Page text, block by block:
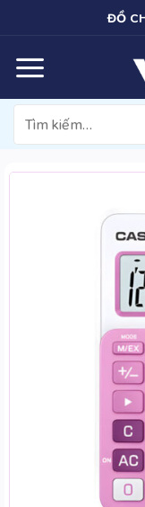
nội
dung
ĐỒ
Tìm
kiếm: